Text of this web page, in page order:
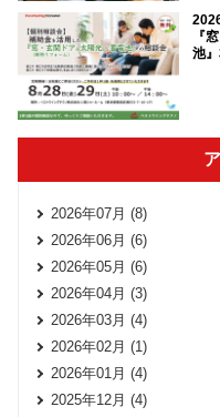
『
池
2026年07月 (8)
2026年06月 (6)
2026年05月 (6)
2026年04月 (3)
2026年03月 (4)
2026年02月 (1)
2026年01月 (4)
2025年12月 (4)